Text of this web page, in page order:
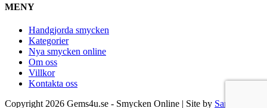
MENY
Handgjorda smycken
Kategorier
Nya smycken online
Om oss
Villkor
Kontakta oss
Copyright 2026 Gems4u.se - Smycken Online | Site by Samsara